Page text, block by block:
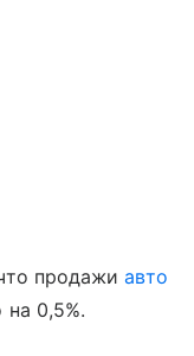
продажиавто
на 0,5%.